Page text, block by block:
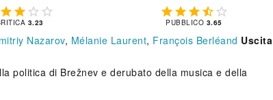
   
3.23
    
PUBBLICO 3.65
Nazarov, Mélanie Laurent, François Berléand Uscita
politica di Brežnev e derubato della musica e della